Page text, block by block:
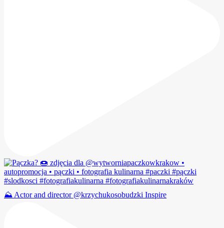
⛰️ Actor and director @krzychukosobudzki Inspire